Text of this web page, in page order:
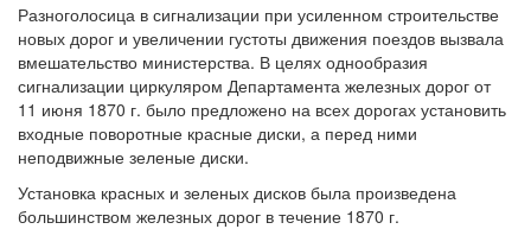
Разноголосица в сигнализации при усиленном строительстве
новых дорог и увеличении густоты движения поездов вызвала
вмешательство министерства. В целях однообразия
сигнализации циркуляром Департамента железных дорог от
11 июня 1870 г. было предложено на всех дорогах установить
входные поворотные красные диски, а перед ними
неподвижные зеленые диски.
Установка красных и зеленых дисков была произведена
большинством железных дорог в течение 1870 г.